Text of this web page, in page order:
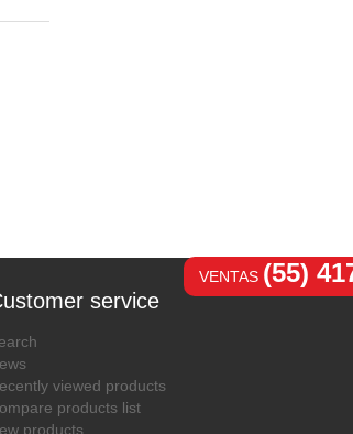
VENTAS (55)
service
viewed products
products list
products